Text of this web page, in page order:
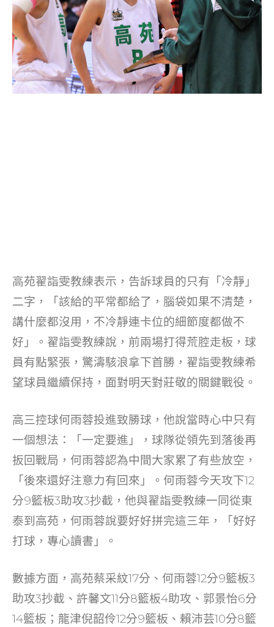
高苑翟詣雯教練表示，告訴球員的只有「冷靜」
二字，「該給的平常都給了，腦袋如果不清楚，
講什麼都沒用，不冷靜連卡位的細節度都做不
好」。翟詣雯教練說，前兩場打得荒腔走板，球
員有點緊張，驚濤駭浪拿下首勝，翟詣雯教練希
望球員繼續保持，面對明天對莊敬的關鍵戰役。
高三控球何雨蓉投進致勝球，他說當時心中只有
一個想法：「一定要進」，球隊從領先到落後再
扳回戰局，何雨蓉認為中間大家累了有些放空，
「後來還好注意力有回來」。何雨蓉今天攻下12
分9籃板3助攻3抄截，他與翟詣雯教練一同從東
泰到高苑，何雨蓉說要好好拼完這三年，「好好
打球，專心讀書」。
數據方面，高苑蔡采紋17分、何雨蓉12分9籃板3
助攻3抄截、許馨文11分8籃板4助攻、郭景怡6分
14籃板；龍津倪韶伶12分9籃板、賴沛芸10分8籃